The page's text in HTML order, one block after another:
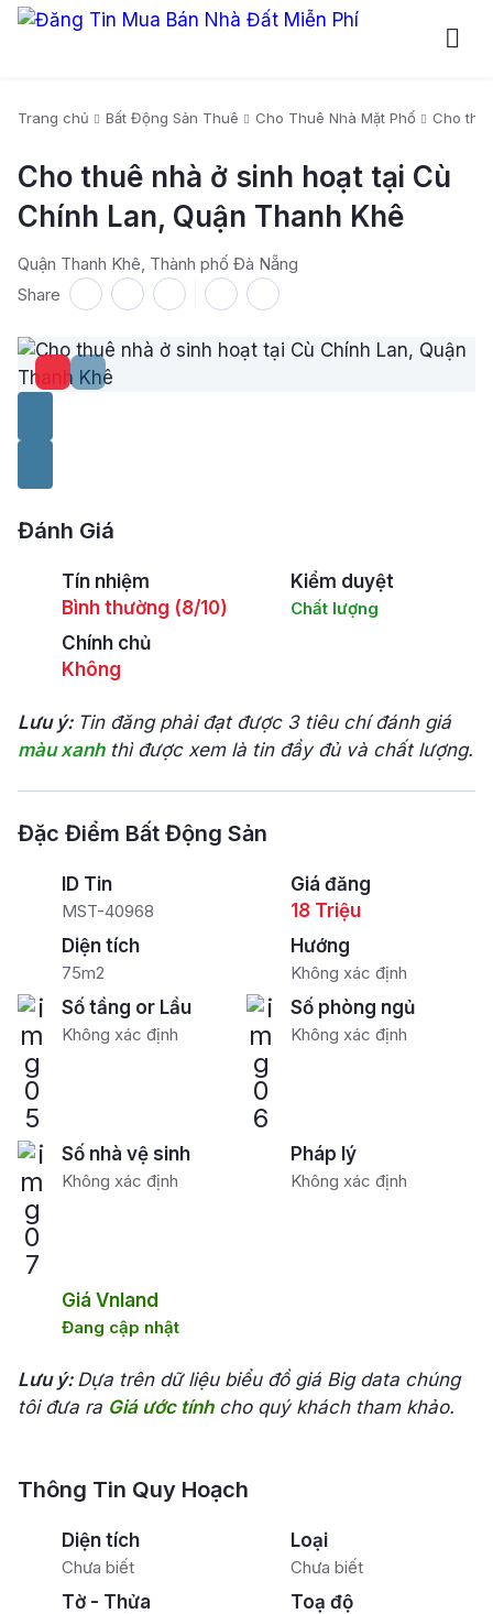
Trang chủ Bất Động Sản Thuê Cho Thuê Nhà Mặt Phố Cho
Cho thuê nhà ở sinh hoạt tại Cù
Chính Lan, Quận Thanh Khê
Quận Thanh Khê, Thành phố Đà Nẵng
Share
Đánh Giá
Tín nhiệm
Bình thường (8/10)
Kiểm duyệt
Chất lượng
Chính chủ
Không
Lưu ý: Tin đăng phải đạt được 3 tiêu chí đánh giá
màu xanhthì được xem là tin đầy đủ và chất lượng.
Đặc Điểm Bất Động Sản
ID Tin
MST-40968
Giá đăng
18 Triệu
Diện tích
75m2
Hướng
Không xác định
Số tầng or Lầu
Không xác định
Số phòng ngủ
Không xác định
Số nhà vệ sinh
Không xác định
Pháp lý
Không xác định
Giá Vnland
Đang cập nhật
Lưu ý: Dựa trên dữ liệu biểu đồ giá Big data chúng
tôi đưa ra Giá ước tínhcho quý khách tham khảo.
Thông Tin Quy Hoạch
Diện tích
Chưa biết
Loại
Chưa biết
Tờ - Thửa Toạ độ